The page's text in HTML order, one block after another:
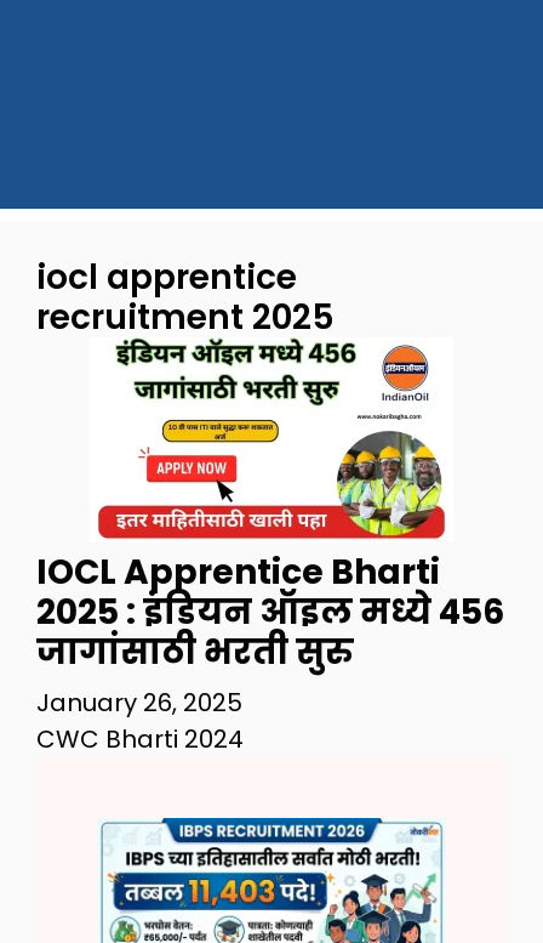
iocl apprentice
recruitment 2025
IOCL Apprentice Bharti
2025 : इंडियन ऑइल मध्ये 456
जागांसाठी भरती सुरु
January 26, 2025
CWC Bharti 2024